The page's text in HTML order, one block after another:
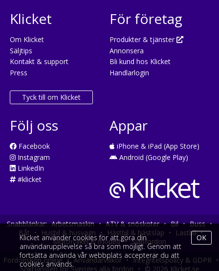
Klicket
Om Klicket
Säljtips
Kontakt & support
Press
Tyck till om Klicket
För företag
Produkter & tjänster
Annonsera
Bli kund hos Klicket
Handlarlogin
Följ oss
Facebook
Instagram
LinkedIn
#klicket
Appar
iPhone & iPad (App Store)
Android (Google Play)
Snabblänkar: Arbetsmaskin • ATV & snöskoter • Bil • Buss •
Båt • Husbil & husvagn • Hästbil & hästsläp • Lastbil •
Motorcykel & moped • Släpfordon
Fordonsköp online • Användarvillkor • Integritetspolicy & GDPR •
Söktjänsten för Sveriges alla fordon • © 2026 Klicket.se
Klicket använder cookies för att göra din
användarupplevelse så bra som möjligt. Genom att
fortsätta använda vår webbplats accepterar du att
cookies används.
OK